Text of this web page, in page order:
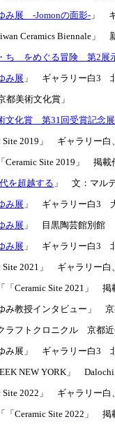
み展 -Jomonの面影- 」
Ceramics Biennale
・ち をめぐる冒険 第2
み展 」 ギャラリー白3
都美術文化賞」
文化賞 第31回受賞記念展
Site 2019」 ギャラリー
Ceramic Site 2019」 掲
を超越する 」 文：マル
み展 」 ギャラリー白3
み展 」 目黒陶芸館別館
み展 」 ギャラリー白3
Site 2021」 ギャラリー
「Ceramic Site 2021」 掲
ゆみ教授インタビュー」
クラフトクロニクル 京都
ゆみ展」 ギャラリー白3
NEW YORK」
Site 2022」 ギャラリー
「Ceramic Site 2022」 掲